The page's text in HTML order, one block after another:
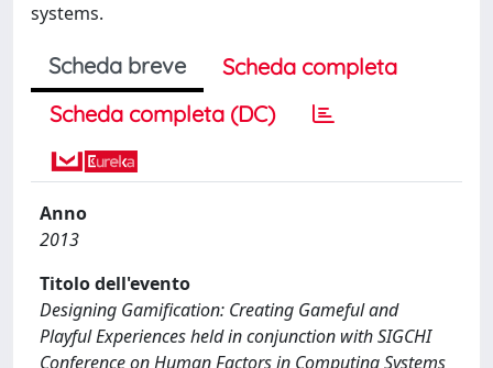
systems.
Scheda breve
Scheda completa
Scheda completa (DC)
Anno
2013
Titolo dell'evento
Designing Gamification: Creating Gameful and
Playful Experiences held in conjunction with SIGCHI
Conference on Human Factors in Computing Systems